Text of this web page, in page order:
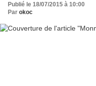
Publié le 18/07/2015 à 10:00
Par okoc